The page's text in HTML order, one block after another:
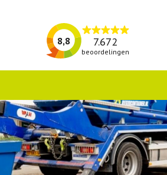
8,8 7.672
beoordelingen